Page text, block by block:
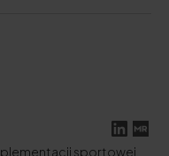
sportowej,